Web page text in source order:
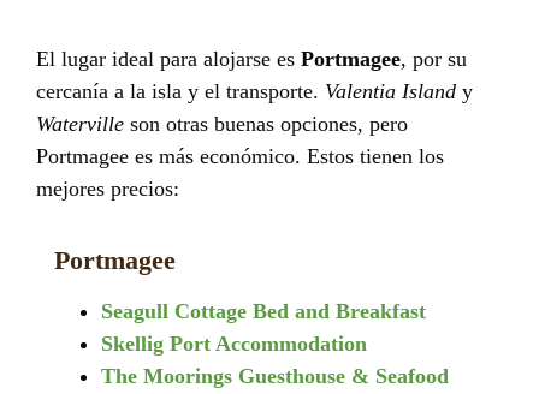
El lugar ideal para alojarse es Portmagee, por su
cercanía a la isla y el transporte. Valentia Island y
Waterville son otras buenas opciones, pero
Portmagee es más económico. Estos tienen los
mejores precios:
Portmagee
Seagull Cottage Bed and Breakfast
Skellig Port Accommodation
The Moorings Guesthouse & Seafood